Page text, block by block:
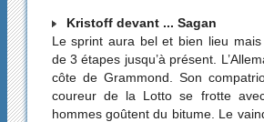
Kristoff devant ... Sagan
Le sprint aura bel et bien lieu mais
de 3 étapes jusqu’à présent.
côte de Grammond. Son
coureur de la Lotto se frotte
hommes goûtent du bitume. Le